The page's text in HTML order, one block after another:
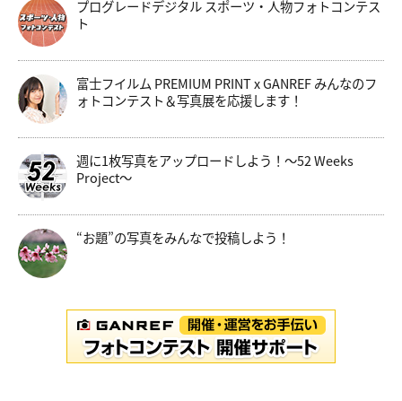
プログレードデジタル スポーツ・人物フォトコンテス
ト
富士フイルム PREMIUM PRINT x GANREF みんなのフ
ォトコンテスト＆写真展を応援します！
週に1枚写真をアップロードしよう！～52 Weeks
Project～
“お題”の写真をみんなで投稿しよう！